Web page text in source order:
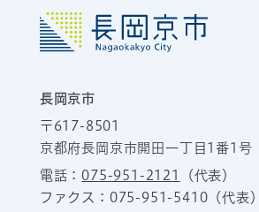
長岡京市
〒617-8501
京都府長岡京市開田一丁目1番1号
電話：075-951-2121
（代表）
ファクス：075-951-5410（代表）